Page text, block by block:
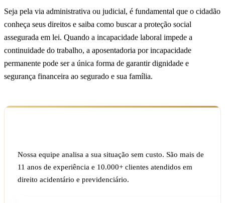
Seja pela via administrativa ou judicial, é fundamental que o cidadão
conheça seus direitos e saiba como buscar a proteção social
assegurada em lei. Quando a incapacidade laboral impede a
continuidade do trabalho, a aposentadoria por incapacidade
permanente pode ser a única forma de garantir dignidade e
segurança financeira ao segurado e sua família.
Nossa equipe analisa a sua situação sem custo. São mais de
11 anos de experiência e 10.000+ clientes atendidos em
direito acidentário e previdenciário.